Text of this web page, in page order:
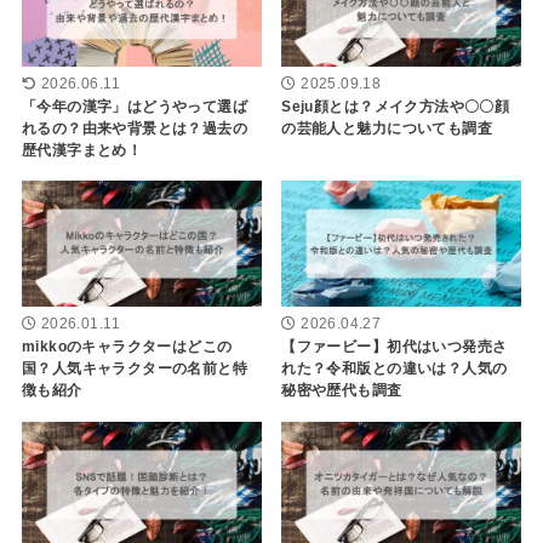
2026.06.11
「今年の漢字」はどうやって選ば
れるの？由来や背景とは？過去の
歴代漢字まとめ！
2025.09.18
Seju顔とは？メイク方法や〇〇顔
の芸能人と魅力についても調査
2026.01.11
mikkoのキャラクターはどこの
国？人気キャラクターの名前と特
徴も紹介
2026.04.27
【ファービー】初代はいつ発売さ
れた？令和版との違いは？人気の
秘密や歴代も調査